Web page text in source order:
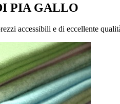
PIA GALLO
accessibili e di eccellente